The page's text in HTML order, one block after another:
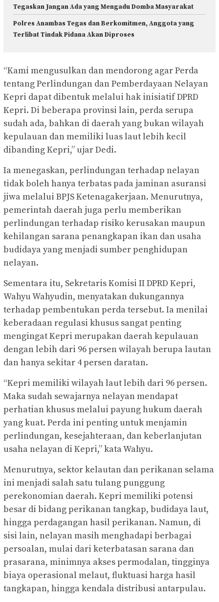
Tegaskan Jangan Ada yang Mengadu Domba Masyarakat
Polres Anambas Tegas dan Berkomitmen, Anggota yang
Terlibat Tindak Pidana Akan Diproses
“Kami mengusulkan dan mendorong agar Perda
tentang Perlindungan dan Pemberdayaan Nelayan
Kepri dapat dibentuk melalui hak inisiatif DPRD
Kepri. Di beberapa provinsi lain, perda serupa
sudah ada, bahkan di daerah yang bukan wilayah
kepulauan dan memiliki luas laut lebih kecil
dibanding Kepri,” ujar Dedi.
Ia menegaskan, perlindungan terhadap nelayan
tidak boleh hanya terbatas pada jaminan asuransi
jiwa melalui BPJS Ketenagakerjaan. Menurutnya,
pemerintah daerah juga perlu memberikan
perlindungan terhadap risiko kerusakan maupun
kehilangan sarana penangkapan ikan dan usaha
budidaya yang menjadi sumber penghidupan
nelayan.
Sementara itu, Sekretaris Komisi II DPRD Kepri,
Wahyu Wahyudin, menyatakan dukungannya
terhadap pembentukan perda tersebut. Ia menilai
keberadaan regulasi khusus sangat penting
mengingat Kepri merupakan daerah kepulauan
dengan lebih dari 96 persen wilayah berupa lautan
dan hanya sekitar 4 persen daratan.
“Kepri memiliki wilayah laut lebih dari 96 persen.
Maka sudah sewajarnya nelayan mendapat
perhatian khusus melalui payung hukum daerah
yang kuat. Perda ini penting untuk menjamin
perlindungan, kesejahteraan, dan keberlanjutan
usaha nelayan di Kepri,” kata Wahyu.
Menurutnya, sektor kelautan dan perikanan selama
ini menjadi salah satu tulang punggung
perekonomian daerah. Kepri memiliki potensi
besar di bidang perikanan tangkap, budidaya laut,
hingga perdagangan hasil perikanan. Namun, di
sisi lain, nelayan masih menghadapi berbagai
persoalan, mulai dari keterbatasan sarana dan
prasarana, minimnya akses permodalan, tingginya
biaya operasional melaut, fluktuasi harga hasil
tangkapan, hingga kendala distribusi antarpulau.